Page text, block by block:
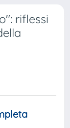
riflessi